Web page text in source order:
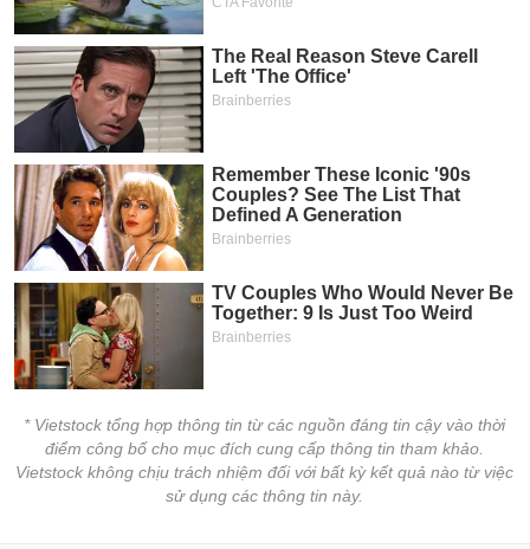
* Vietstock tổng hợp thông tin từ các nguồn đáng tin cậy vào thời
điểm công bố cho mục đích cung cấp thông tin tham khảo.
Vietstock không chịu trách nhiệm đối với bất kỳ kết quả nào từ việc
sử dụng các thông tin này.